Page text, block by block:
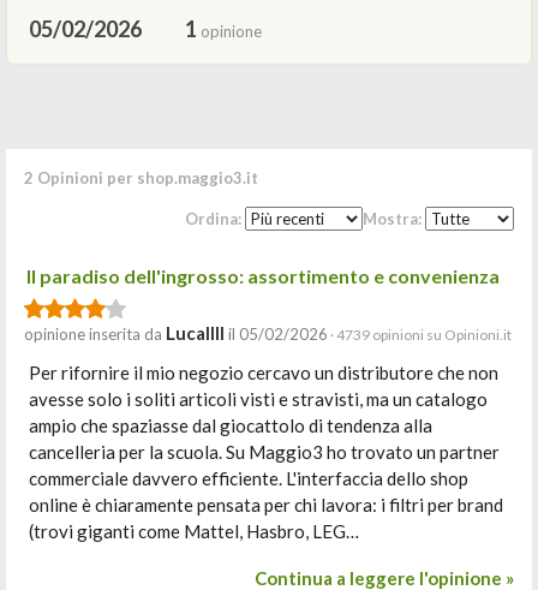
05/02/2026 1 opinione
2 Opinioni per shop.maggio3.it
Ordina: Mostra:
Il paradiso dell'ingrosso: assortimento e convenienza
opinione inserita da Lucallll il 05/02/2026 · 4739 opinioni su Opinioni.it
Per rifornire il mio negozio cercavo un distributore che non
avesse solo i soliti articoli visti e stravisti, ma un catalogo
ampio che spaziasse dal giocattolo di tendenza alla
cancelleria per la scuola. Su Maggio3 ho trovato un partner
commerciale davvero efficiente. L'interfaccia dello shop
online è chiaramente pensata per chi lavora: i filtri per brand
(trovi giganti come Mattel, Hasbro, LEG…
Continua a leggere l'opinione »